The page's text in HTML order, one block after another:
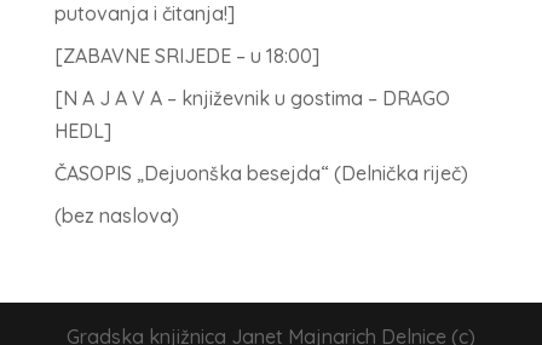
putovanja i čitanja!]
[ZABAVNE SRIJEDE – u 18:00]
[N A J A V A – književnik u gostima – DRAGO
HEDL]
ČASOPIS „Dejuonška besejda“ (Delnička riječ)
(bez naslova)
Gradska knjižnica Janet Majnarich Delnice (c)